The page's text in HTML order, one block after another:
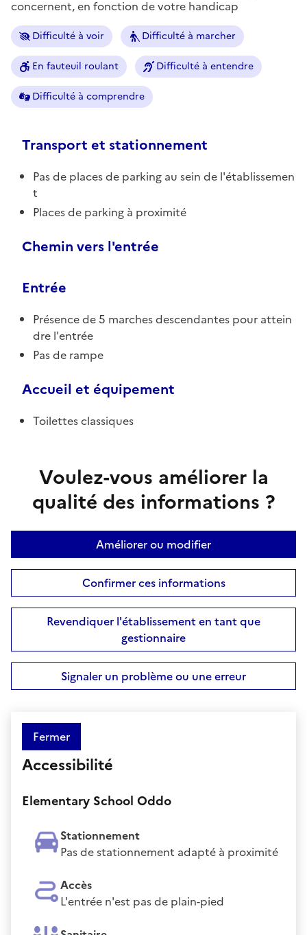
concernent, en fonction de votre handicap
Difficulté à voir Difficulté à marcher
En fauteuil roulant Difficulté à entendre
Difficulté à comprendre
Transport et stationnement
Pas de places de parking au sein de l'établissemen
t
Places de parking à proximité
Chemin vers l'entrée
Entrée
Présence de 5 marches descendantes pour attein
dre l'entrée
Pas de rampe
Accueil et équipement
Toilettes classiques
Voulez-vous améliorer la
qualité des informations ?
Améliorer ou modifier
Confirmer ces informations
Revendiquer l'établissement en tant que
gestionnaire
Signaler un problème ou une erreur
Fermer
Accessibilité
Elementary School Oddo
Stationnement
Pas de stationnement adapté à proximité
Accès
L'entrée n'est pas de plain-pied